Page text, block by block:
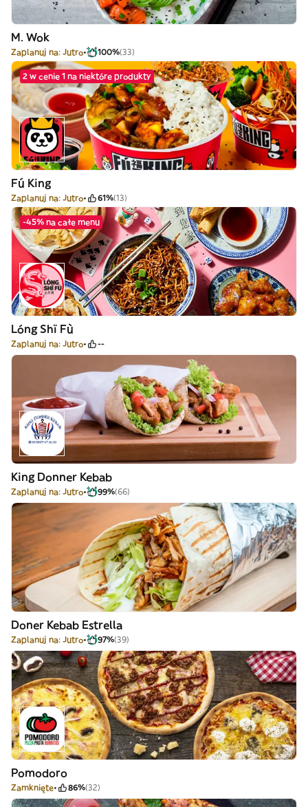
M. Wok
Zaplanuj na: Jutro 100%(33)
2 w cenie 1 na niektóre produkty
Fú King
Zaplanuj na: Jutro 61%(13)
-45% na całe menu
Lóng Shï Fù
Zaplanuj na: Jutro --
King Donner Kebab
Zaplanuj na: Jutro 99%(66)
Doner Kebab Estrella
Zaplanuj na: Jutro 97%(39)
Pomodoro
Zamknięte 86%(32)